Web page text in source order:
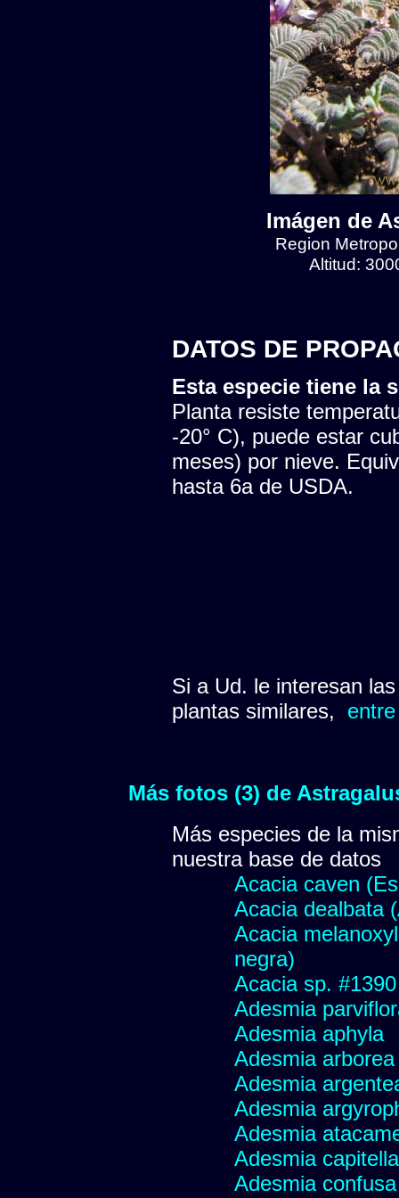
Imágen de
Region
Altitud:
DATOS DE
Esta especie tiene la
Planta resiste
-20° C), puede estar
meses) por nieve.
hasta 6a de USDA.
Si a Ud. le interesan
plantas similares,
Más fotos (3) de
Más especies de la
nuestra base de datos
Acacia caven
Acacia dealbata
Acacia
negra)
Acacia sp. #1390
Adesmia
Adesmia aphyla
Adesmia arborea
Adesmia
Adesmia
Adesmia
Adesmia capitella
Adesmia confusa